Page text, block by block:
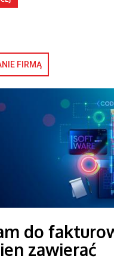
FIRMĄ
do
zawierać